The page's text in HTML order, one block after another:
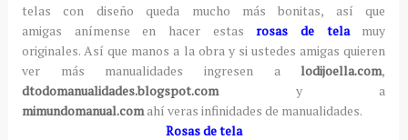
telas con diseño queda mucho más bonitas, así que
amigas anímense en hacer estasrosas de telamuy
originales. Así que manos a la obra y si ustedes amigas quieren
ver más manualidades ingresen alodijoella.com,
dtodomanualidades.blogspot.comy a
mimundomanual.comahí veras infinidades de manualidades.
Rosas de tela